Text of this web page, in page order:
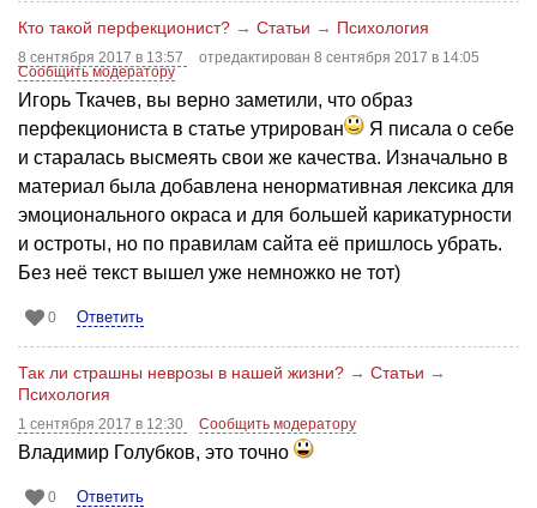
Кто такой перфекционист? → Статьи → Психология
8 сентября 2017 в 13:57
отредактирован 8 сентября 2017 в 14:05
Сообщить модератору
Игорь Ткачев, вы верно заметили, что образ
перфекциониста в статье утрирован
Я писала о себе
и старалась высмеять свои же качества. Изначально в
материал была добавлена ненормативная лексика для
эмоционального окраса и для большей карикатурности
и остроты, но по правилам сайта её пришлось убрать.
Без неё текст вышел уже немножко не тот)
0 Ответить
Так ли страшны неврозы в нашей жизни? → Статьи →
Психология
1 сентября 2017 в 12:30 Сообщить модератору
Владимир Голубков, это точно
0 Ответить